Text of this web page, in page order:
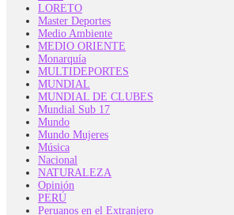
LORETO
Master Deportes
Medio Ambiente
MEDIO ORIENTE
Monarquía
MULTIDEPORTES
MUNDIAL
MUNDIAL DE CLUBES
Mundial Sub 17
Mundo
Mundo Mujeres
Música
Nacional
NATURALEZA
Opinión
PERÚ
Peruanos en el Extranjero